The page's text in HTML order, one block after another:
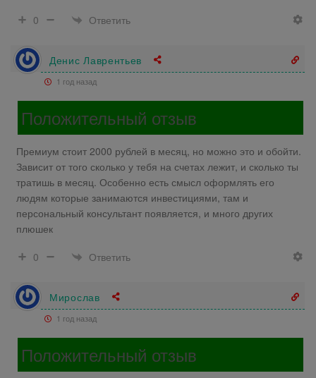
0
Ответить
Денис Лаврентьев
1 год назад
Положительный отзыв
Премиум стоит 2000 рублей в месяц, но можно это и обойти.
Зависит от того сколько у тебя на счетах лежит, и сколько ты
тратишь в месяц. Особенно есть смысл оформлять его
людям которые занимаются инвестициями, там и
персональный консультант появляется, и много других
плюшек
0
Ответить
Мирослав
1 год назад
Положительный отзыв